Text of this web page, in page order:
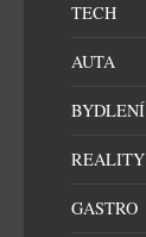
TECH
AUTA
BYDLENÍ
REALITY
GASTRO